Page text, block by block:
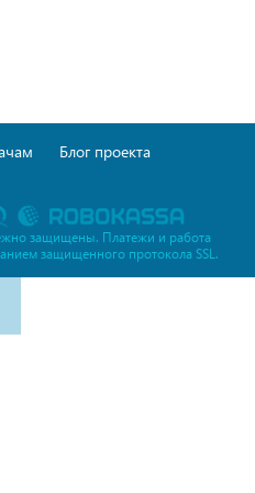
Блог проекта
защищены. Платежи и работа
защищенного протокола SSL.